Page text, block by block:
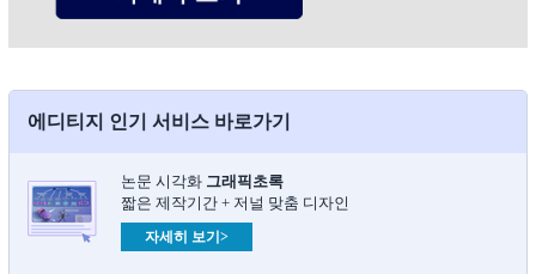
에디티지 인기 서비스 바로가기
논문 시각화 그래픽초록​
짧은 제작기간 + 저널 맞춤 디자인
자세히 보기>